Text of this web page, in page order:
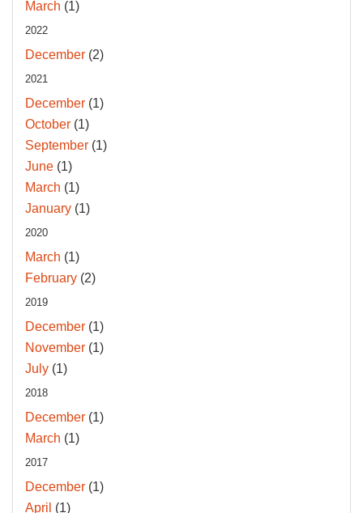
March (1)
2022
December (2)
2021
December (1)
October (1)
September (1)
June (1)
March (1)
January (1)
2020
March (1)
February (2)
2019
December (1)
November (1)
July (1)
2018
December (1)
March (1)
2017
December (1)
April (1)